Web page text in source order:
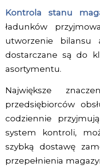
Kontrola stanu
ładunków
utworzenie bilansu
dostarczane są do
asortymentu.
Największe
przedsiębiorców
codziennie
system kontroli,
szybką dostawę
przepełnienia